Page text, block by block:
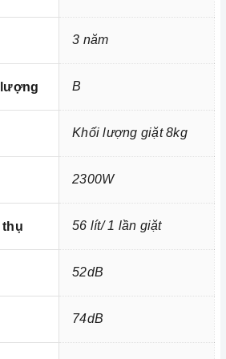
thống trên Máy giặt kết hợp sấy
và 10kg/6kg
8kg/5kg HMH.WVG30462SG và
với thiết kế mới của các mặt
tính thẩm mĩ mà hệ thống này
động ổn định và chống rung của
hoạt động. Lớp cách nhiệt tăng
3 năm
B
Khối lượng giặt 8kg
2300W
56 lít/ 1 lần giặt
52dB
74dB